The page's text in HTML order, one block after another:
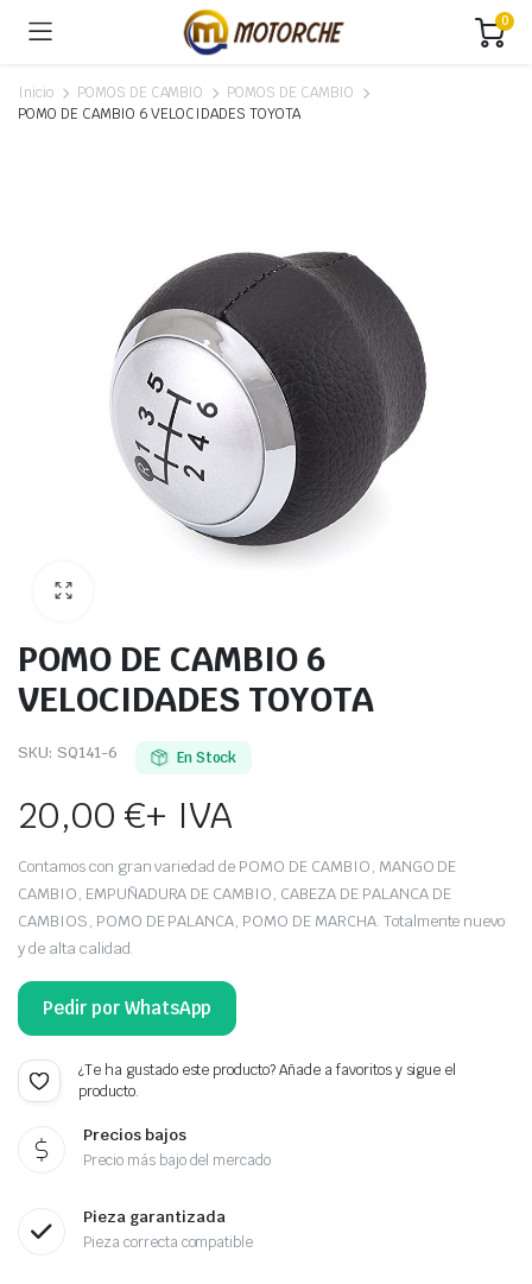
0
Inicio POMOS DE CAMBIO
POMOS DE CAMBIO
POMO DE CAMBIO 6 VELOCIDADES TOYOTA
POMO DE CAMBIO 6
VELOCIDADES TOYOTA
SKU: SQ141-6 En Stock
20,00€+ IVA
Contamos con gran variedad de POMO DE CAMBIO, MANGO DE
CAMBIO, EMPUÑADURA DE CAMBIO, CABEZA DE PALANCA DE
CAMBIOS, POMO DE PALANCA, POMO DE MARCHA. Totalmente nuevo
y de alta calidad.
Pedir por WhatsApp
¿Te ha gustado este producto? Añade a favoritos y sigue el
producto.
Precios bajos
Precio más bajo del mercado
Pieza garantizada
Pieza correcta compatible